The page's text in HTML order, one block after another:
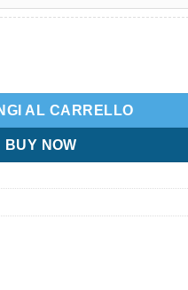
AL CARRELLO
BUY NOW